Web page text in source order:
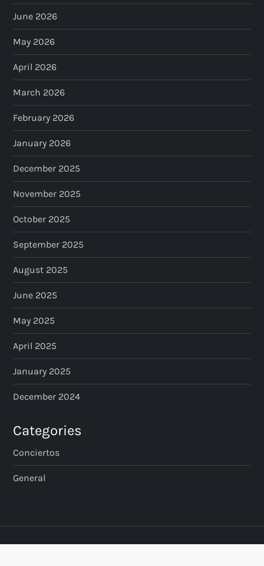
June 2026
May 2026
April 2026
March 2026
February 2026
January 2026
December 2025
November 2025
October 2025
September 2025
August 2025
June 2025
May 2025
April 2025
January 2025
December 2024
Categories
Conciertos
General